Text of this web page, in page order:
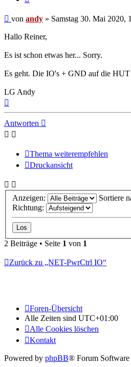
Beitrag
von andy » Samstag 30. Mai 2020,
Hallo Reiner,
Es ist schon etwas her... Sorry.
Es geht. Die IO's + GND auf die
LG Andy
Antworten
Thema weiterempfehlen
Druckansicht
Anzeigen:
Sortiere
Richtung:
2 Beiträge • Seite 1 von 1
Zurück zu „NET-PwrCtrl IO“
Foren-Übersicht
Alle Zeiten sind UTC+01:00
Alle Cookies löschen
Kontakt
Powered by phpBB® Forum